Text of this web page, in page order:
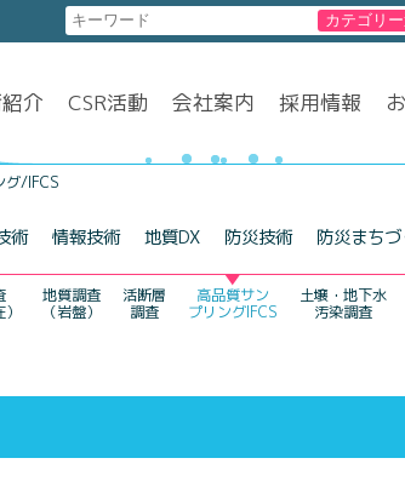
介 CSR活動 会社案内 採用情報
グ/IFCS
術 情報技術 地質DX 防災技術 防災まち
土壌・地下水
汚染調査
高品質サン
プリングIFCS
活断層
調査
地質調査
（岩盤）